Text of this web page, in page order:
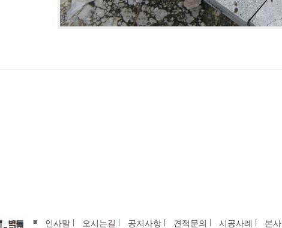
■ 인사말 오시는길 공지사항 견적문의 시공사례 본사